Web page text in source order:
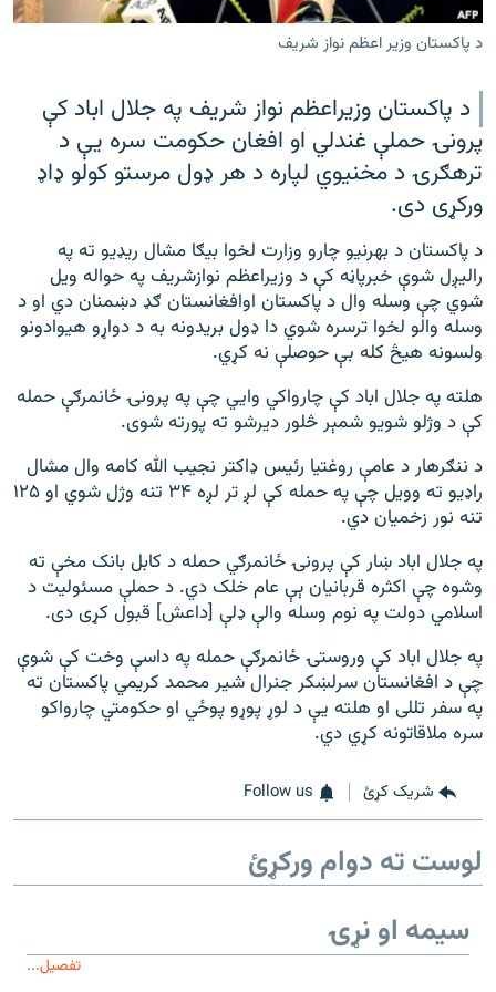
۱۴ ساعته راډیويي خپرونې
موږ وڅارئ
د ازادې اروپا راډیو ټولې ووبپاڼې
د پاکستان وزیر اعظم نواز شریف
د پاکستان وزیراعظم نواز شريف په جلال اباد کې
پرونۍ حملې غندلي او افغان حکومت سره يې د
ترهګرۍ د مخنيوي لپاره د هر ډول مرستو کولو ډاډ
ورکړی دی.
د پاکستان د بهرنیو چارو وزارت لخوا بیګا مشال ریډیو ته په
رالیږل شوې خبرپاڼه کې د وزیراعظم نوازشریف په حواله ویل
شوي چې وسله وال د پاکستان اوافغانستان ګډ دښمنان دي او د
وسله والو لخوا ترسره شوي دا ډول بریدونه به د دواړو هیوادونو
ولسونه هیڅ کله بې حوصلې نه کړي.
هلته په جلال اباد کې چارواکي وايي چې په پرونۍ ځانمرګې حمله
کې د وژلو شویو شمېر څلور دیرشو ته پورته شوی.
د ننګرهار د عامې روغتیا رئیس ډاکتر نجیب الله کامه وال مشال
راډیو ته وویل چې په حمله کې لږ تر لږه ۳۴ تنه وژل شوي او ۱۲۵
تنه نور زخمیان دي.
په جلال اباد ښار کې پرونۍ ځانمرګي حمله د کابل بانک مخې ته
وشوه چې اکثره قربانیان ېې عام خلک دي. د حملې مسئولیت د
اسلامي دولت په نوم وسله والې ډلې [داعش] قبول کړی دی.
په جلال اباد کې وروستۍ ځانمرګې حمله په داسې وخت کې شوې
چې د افغانستان سرلښکر جنرال شیر محمد کریمي پاکستان ته
په سفر تللی او هلته یې د لوړ پوړو پوځي او حکومتي چارواکو
سره ملاقاتونه کړي دي.
شریک کړئ Follow us
لوست ته دوام ورکړئ
سیمه او نړۍ
تفصیل...